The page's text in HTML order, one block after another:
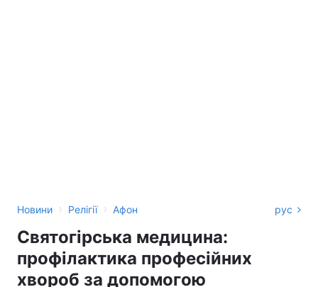
Новини › Релігії › Афон рус
Святогірська медицина:
профілактика професійних
хвороб за допомогою